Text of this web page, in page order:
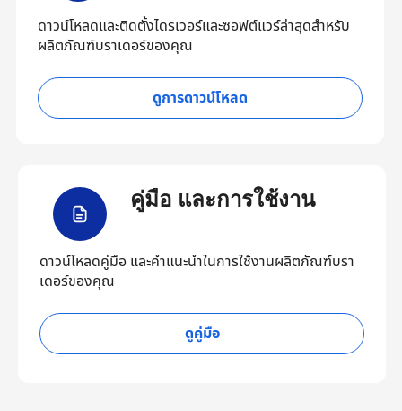
ดาวน์โหลดและติดตั้งไดรเวอร์และซอฟต์แวร์ล่าสุดสำหรับ
ผลิตภัณฑ์บราเดอร์ของคุณ
ดูการดาวน์โหลด
คู่มือ และการใช้งาน
ดาวน์โหลดคู่มือ และคำแนะนำในการใช้งานผลิตภัณฑ์บรา
เดอร์ของคุณ
ดูคู่มือ